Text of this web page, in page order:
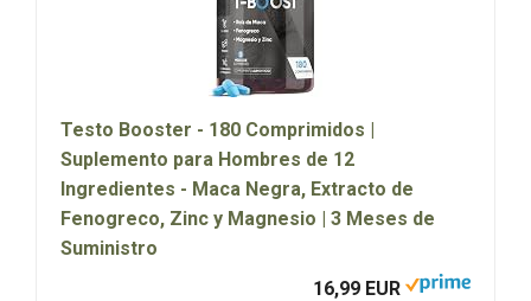
Testo Booster - 180 Comprimidos |
Suplemento para Hombres de 12
Ingredientes - Maca Negra, Extracto de
Fenogreco, Zinc y Magnesio | 3 Meses de
Suministro
16,99 EUR